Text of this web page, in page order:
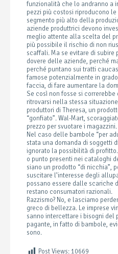
funzionalità che lo andranno a
pezzi più costosi riproducono
segmento più alto della
aziende produttrici devono
meglio attente alla scelta del
più possibile il rischio di non
scaffali. Ma se evitare di subire
dovere delle aziende, perché
perché puntano sui tratti
famose potenzialmente in
faccia, di fare aumentare la
Se così non fosse si
ritrovarsi nella stessa
produttori di Theresa, un
“gonfiato”. Wal-Mart,
prezzo per svuotare i magazzini.
Nel caso delle bambole “per
stata una domanda di soggetti
ignorato la possibilità di
o punto presenti nei cataloghi
siano un prodotto “di nicchia”,
suscitare l’interesse degli
possano essere dalle scariche
restano consumatori razionali.
Razzismo? No, e lasciamo
greco di bellezza. Le imprese
sanno intercettare i bisogni del
pagante, in fatto di bambole,
sono.
Post Views: 10669